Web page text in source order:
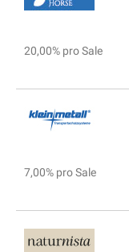
20,00% pro Sale
7,00% pro Sale